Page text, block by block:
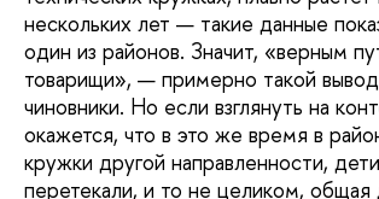
нескольких лет — такие данные
один из районов. Значит, «верным
товарищи», — примерно такой
чиновники. Но если взглянуть на
окажется, что в это же время в
кружки другой направленности,
перетекали, и то не целиком, общая